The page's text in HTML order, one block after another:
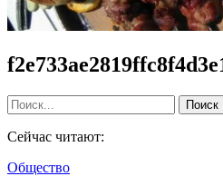
Сейчас читают:
Общество